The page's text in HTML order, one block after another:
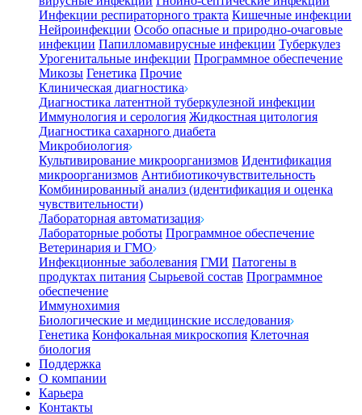
Инфекции респираторного тракта Кишечные инфекции
Нейроинфекции Особо опасные и природно-очаговые
инфекции Папилломавирусные инфекции Туберкулез
Урогенитальные инфекции Программное обеспечение
Микозы Генетика Прочие
Клиническая диагностика
Диагностика латентной туберкулезной инфекции
Иммунология и серология Жидкостная цитология
Диагностика сахарного диабета
Микробиология
Культивирование микроорганизмов Идентификация
микроорганизмов Антибиотикочувствительность
Комбинированный анализ (идентификация и оценка
чувствительности)
Лабораторная автоматизация
Лабораторные роботы Программное обеспечение
Ветеринария и ГМО
Инфекционные заболевания ГМИ Патогены в
продуктах питания Сырьевой состав Программное
обеспечение
Иммунохимия
Биологические и медицинские исследования
Генетика Конфокальная микроскопия Клеточная
биология
Поддержка
О компании
Карьера
Контакты